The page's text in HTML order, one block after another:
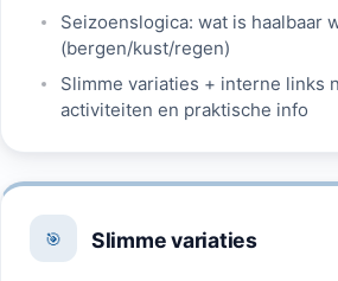
Seizoenslogica: wat is haalbaar
(bergen/kust/regen)
Slimme variaties + interne links
activiteiten en praktische info
🎯 Slimme variaties